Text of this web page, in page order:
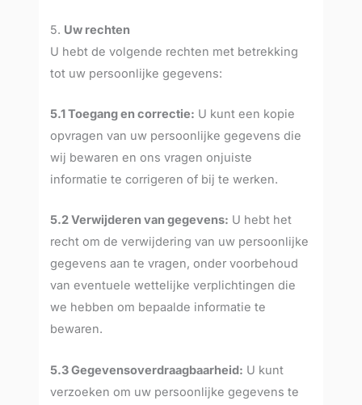
5. Uw rechten
U hebt de volgende rechten met betrekking
tot uw persoonlijke gegevens:
5.1 Toegang en correctie: U kunt een kopie
opvragen van uw persoonlijke gegevens die
wij bewaren en ons vragen onjuiste
informatie te corrigeren of bij te werken.
5.2 Verwijderen van gegevens: U hebt het
recht om de verwijdering van uw persoonlijke
gegevens aan te vragen, onder voorbehoud
van eventuele wettelijke verplichtingen die
we hebben om bepaalde informatie te
bewaren.
5.3 Gegevensoverdraagbaarheid: U kunt
verzoeken om uw persoonlijke gegevens te